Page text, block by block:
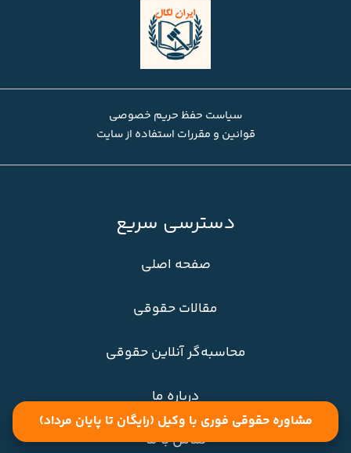
سیاست حفظ حریم خصوصی
قوانین و مقررات استفاده از سایت
دسترسی سریع
صفحه اصلی
مقالات حقوقی
محاسبه‌گر آنلاین حقوقی
درباره ما
تماس با ما
مشاوره حقوقی فوری با وکیل (رایگان تا پایان مرداد)